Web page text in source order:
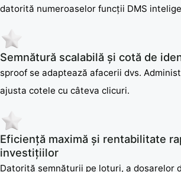
datorită numeroaselor funcții DMS
Semnătură scalabilă și cotă de
sproof se adaptează afacerii dvs.
ajusta cotele cu câteva clicuri.
Eficiență maximă și rentabilitate
investițiilor
Datorită semnăturii pe loturi, a dosarelor